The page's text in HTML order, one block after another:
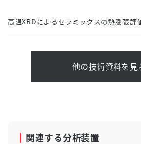
高温XRDによるセラミックスの熱膨張評
他の技術資料を見
関連する分析装置